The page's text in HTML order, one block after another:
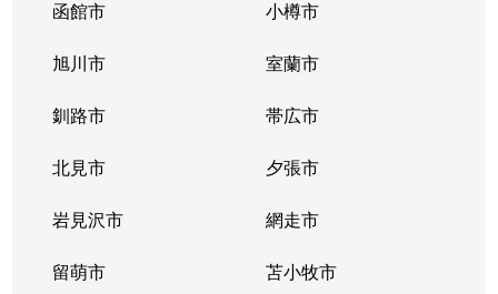
函館市 小樽市
旭川市 室蘭市
釧路市 帯広市
北見市 夕張市
岩見沢市 網走市
留萌市 苫小牧市